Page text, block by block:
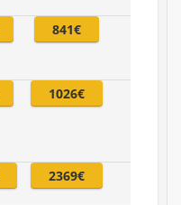
841€
1026€
2369€